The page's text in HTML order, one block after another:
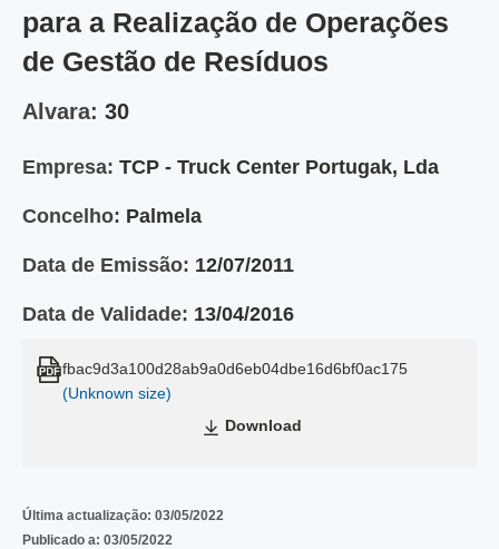
para a Realização de Operações
de Gestão de Resíduos
Alvara: 30
Empresa: TCP - Truck Center Portugak, Lda
Concelho: Palmela
Data de Emissão: 12/07/2011
Data de Validade: 13/04/2016
fbac9d3a100d28ab9a0d6eb04dbe16d6bf0ac175
(Unknown size)
Download
Última actualização: 03/05/2022
Publicado a: 03/05/2022